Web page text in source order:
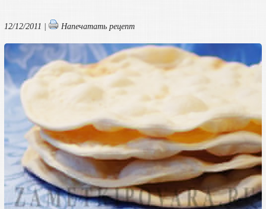
12/12/2011 | Напечатать рецепт